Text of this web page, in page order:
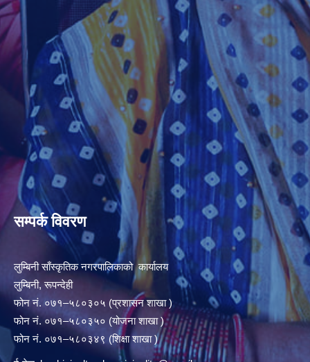
सम्पर्क विवरण
लुम्बिनी साँस्कृतिक नगरपालिकाको कार्यालय
लुम्बिनी, रूपन्देही
फोन नं. ०७१–५८०३०५ (प्रशासन शाखा )
फोन नं. ०७१–५८०३५० (योजना शाखा )
फोन नं. ०७१–५८०३४९ (शिक्षा शाखा )